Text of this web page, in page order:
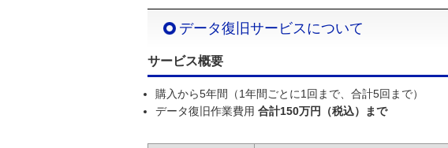
データ復旧サービスについて
サービス概要
購入から5年間（1年間ごとに1回まで、合計5回まで）
データ復旧作業費用 合計150万円（税込）まで